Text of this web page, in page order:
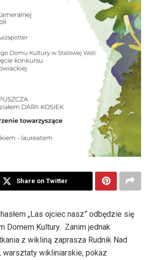
Share on Twitter
„Las ojciec nasz” odbędzie się
Domem Kultury. Zanim jednak
z wikliną zaprasza Rudnik Nad
warsztaty wikliniarskie, pokaz